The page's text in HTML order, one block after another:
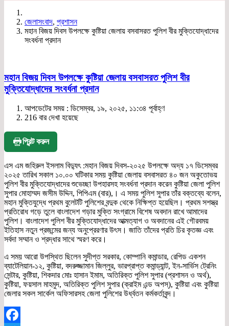
জেলাসংবাদ, প্রশাসন
মহান বিজয় দিবস উপলক্ষে কুষ্টিয়া জেলায় বসবাসরত পুলিশ বীর মুক্তিযোদ্ধাদের
সংবর্ধনা প্রদান
মহান বিজয় দিবস উপলক্ষে কুষ্টিয়া জেলায় বসবাসরত পুলিশ বীর
মুক্তিযোদ্ধাদের সংবর্ধনা প্রদান
আপডেটের সময় : ডিসেম্বর, ১৯, ২০২৫, ১১:৩৪ পূর্বাহ্ণ
216 বার দেখা হয়েছে
প্রিন্ট করুন
এস এম জহিরুল ইসলাম বিদ্যুৎ :মহান বিজয় দিবস-২০২৫ উপলক্ষে অদ্য ১৭ ডিসেম্বর
২০২৫ তারিখ সকাল ১০.০০ ঘটিকার সময় কুষ্টিয়া জেলায় বসবাসরত ৪০ জন অকুতোভয়
পুলিশ বীর মুক্তিযোদ্ধাদের শুভেচ্ছা উপহারসহ সংবর্ধনা প্রদান করেন কুষ্টিয়া জেলা পুলিশ
সুপার মোহাম্মদ জসীম উদ্দিন, পিপিএম (বার),। এ সময় পুলিশ সুপার তাঁর বক্তব্যে বলেন,
মহান মুক্তিযুদ্ধে প্রথম বুলেটটি পুলিশের বন্দুক থেকে নিক্ষিপ্ত হয়েছিল। প্রথম সশস্ত্র
প্রতিরোধ গড়ে তুলে বাংলাদেশ গড়ার মুক্তি সংগ্রামে বিশেষ অবদান রাখে আমাদের
পুলিশ। বাংলাদেশ পুলিশ বীর মুক্তিযোদ্ধাদের আত্মত্যাগ ও অবদানের এই গৌরবময়
ইতিহাস নতুন প্রজন্মের জন্য অনুপ্রেরণার উৎস। জাতি তাঁদের প্রতি চির কৃতজ্ঞ এবং
সর্বদা সম্মান ও শ্রদ্ধার সাথে স্মরণ করে।
এ সময় আরো উপস্থিত ছিলেন সুদীপ্ত সরকার, কোম্পানি কমান্ডার, রেপিড একশন
ব্যাটেলিয়ান-১২, কুষ্টিয়া, বদরুজ্জামান জিল্লুর, ভারপ্রাপ্ত কমান্ড্যান্ট, ইন-সার্ভিস ট্রেনিং
সেন্টার, কুষ্টিয়া, শিকদার মোঃ হাসান ইমাম, অতিরিক্ত পুলিশ সুপার (প্রশাসন ও অর্থ),
কুষ্টিয়া, ফয়সাল মাহমুদ, অতিরিক্ত পুলিশ সুপার (ক্রাইম এন্ড অপস্), কুষ্টিয়া এবং কুষ্টিয়া
জেলার সকল সার্কেল অফিসারসহ জেলা পুলিশের উর্ধ্বতন কর্মকর্তাবৃন্দ।